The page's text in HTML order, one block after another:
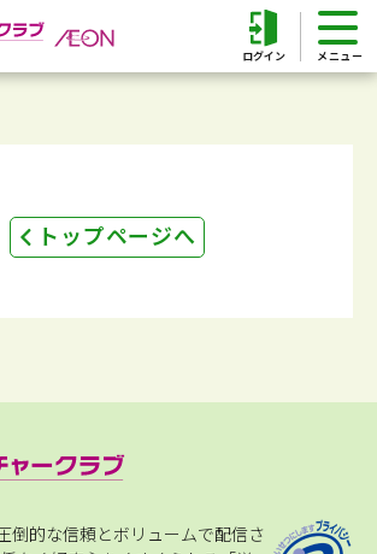
ログイン
トップページへ
倒的な信頼とボリュームで配信さ